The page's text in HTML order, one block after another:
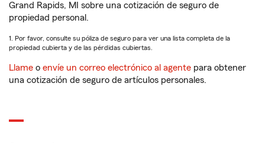
Grand Rapids, MI sobre una cotización de seguro de
propiedad personal.
1. Por favor, consulte su póliza de seguro para ver una lista completa de la
propiedad cubierta y de las pérdidas cubiertas.
Llame o envíe un correo electrónico al agente para obtener
una cotización de seguro de artículos personales.